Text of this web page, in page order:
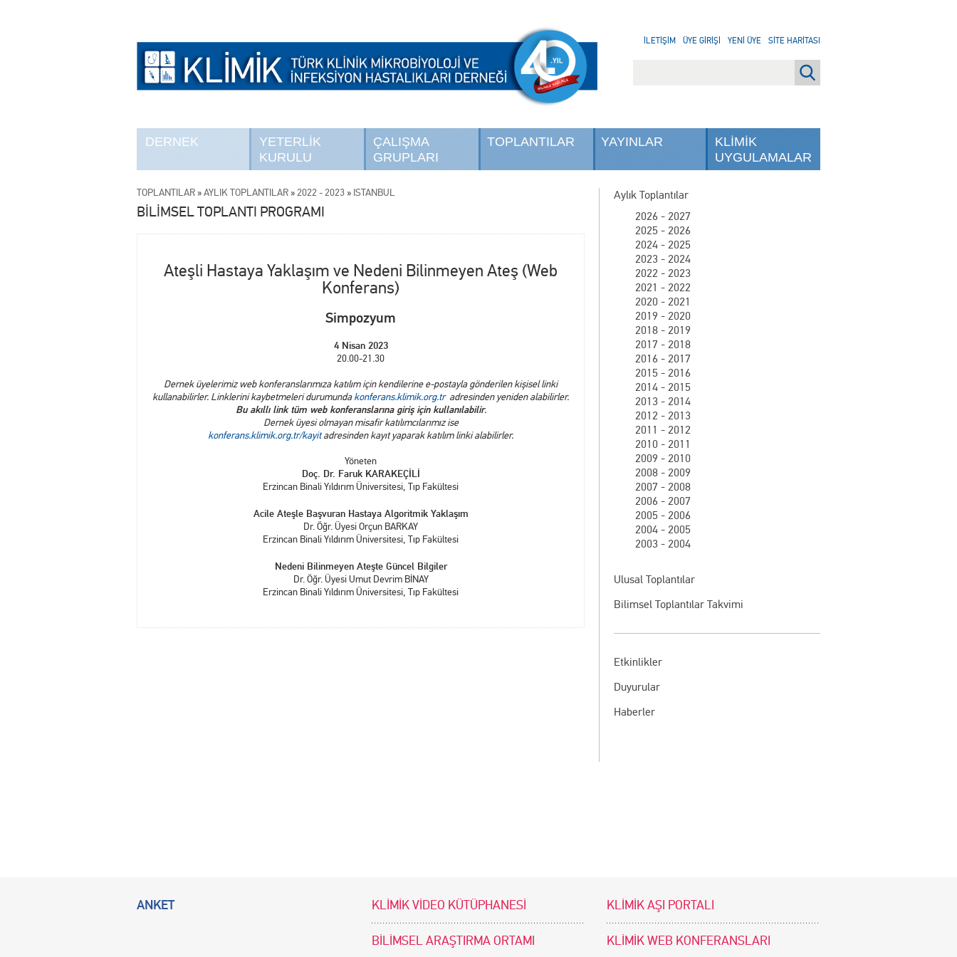
DERNEK
YETERLİK
KURULU
ÇALIŞMA
GRUPLARI
TOPLANTILAR YAYINLAR
KLİMİK
UYGULAMALAR
İLETİŞİM ÜYE GİRİŞİ YENİ ÜYE SİTE HARİTASI
Aylık Toplantılar
2026 - 2027
2025 - 2026
2024 - 2025
2023 - 2024
2022 - 2023
2021 - 2022
2020 - 2021
2019 - 2020
2018 - 2019
2017 - 2018
2016 - 2017
2015 - 2016
2014 - 2015
2013 - 2014
2012 - 2013
2011 - 2012
2010 - 2011
2009 - 2010
2008 - 2009
2007 - 2008
2006 - 2007
2005 - 2006
2004 - 2005
2003 - 2004
Ulusal Toplantılar
Bilimsel Toplantılar Takvimi
Etkinlikler
Duyurular
Haberler
TOPLANTILAR »AYLIK TOPLANTILAR »2022 - 2023 » İSTANBUL
BİLİMSEL TOPLANTI PROGRAMI
Ateşli Hastaya Yaklaşım ve Nedeni Bilinmeyen Ateş (Web
Konferans)
Simpozyum
4 Nisan 2023
20.00-21.30
Dernek üyelerimiz web konferanslarımıza katılım için kendilerine e-postayla gönderilen kişisel linki
kullanabilirler. Linklerini kaybetmeleri durumundakonferans.klimik.org.tradresinden yeniden alabilirler.
Bu akıllı link tüm web konferanslarına giriş için kullanılabilir.
Dernek üyesi olmayan misafir katılımcılarımız ise
konferans.klimik.org.tr/kayitadresinden kayıt yaparak katılım linki alabilirler.
Yöneten
Doç. Dr. Faruk KARAKEÇİLİ
Erzincan Binali Yıldırım Üniversitesi, Tıp Fakültesi
Acile Ateşle Başvuran Hastaya Algoritmik Yaklaşım
Dr. Öğr. Üyesi Orçun BARKAY
Erzincan Binali Yıldırım Üniversitesi, Tıp Fakültesi
Nedeni Bilinmeyen Ateşte Güncel Bilgiler
Dr. Öğr. Üyesi Umut Devrim BİNAY
Erzincan Binali Yıldırım Üniversitesi, Tıp Fakültesi
ANKET KLİMİK VİDEO KÜTÜPHANESİ KLİMİK AŞI PORTALI
BİLİMSEL ARAŞTIRMA ORTAMI KLİMİK WEB KONFERANSLARI